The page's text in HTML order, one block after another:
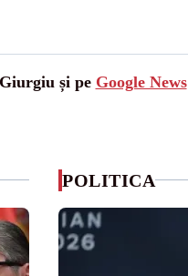
și pe Google News
POLITICA